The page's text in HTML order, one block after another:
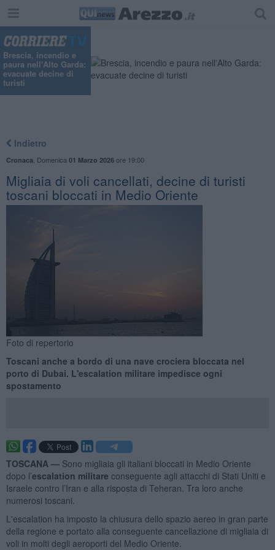
Brescia, incendio e
paura nell'Alto Garda:
evacuate decine di
turisti
Indietro
Cronaca Domenica 01 Marzo 2026ore 19:00
Migliaia di voli cancellati, decine di turisti
toscani bloccati in Medio Oriente
Foto di repertorio
Toscani anche a bordo di una nave crociera bloccata nel
porto di Dubai. L'escalation militare impedisce ogni
spostamento
TOSCANA — Sono migliaia gli italiani bloccati in Medio Oriente
dopo l’escalation militare conseguente agli attacchi di Stati Uniti e
Israele contro l’Iran e alla risposta di Teheran. Tra loro anche
numerosi toscani.
L'escalation ha imposto la chiusura dello spazio aereo in gran parte
della regione e portato alla conseguente cancellazione di migliaia di
voli in molti degli aeroporti del Medio Oriente.